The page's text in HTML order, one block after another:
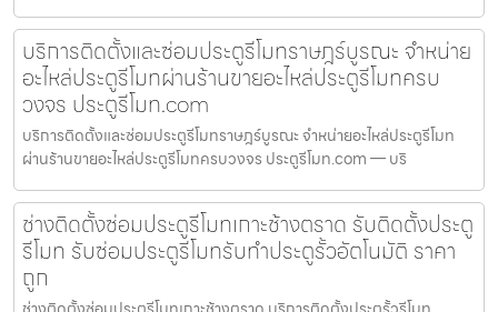
บริการติดตั้งและซ่อมประตูรีโมทราษฎร์บูรณะ จำหน่าย
อะไหล่ประตูรีโมทผ่านร้านขายอะไหล่ประตูรีโมทครบ
วงจร ประตูรีโมท.com
บริการติดตั้งและซ่อมประตูรีโมทราษฎร์บูรณะ จำหน่ายอะไหล่ประตูรีโมท
ผ่านร้านขายอะไหล่ประตูรีโมทครบวงจร ประตูรีโมท.com — บริ
ช่างติดตั้งซ่อมประตูรีโมทเกาะช้างตราด รับติดตั้งประตู
รีโมท รับซ่อมประตูรีโมทรับทำประตูรั้วอัตโนมัติ ราคา
ถูก